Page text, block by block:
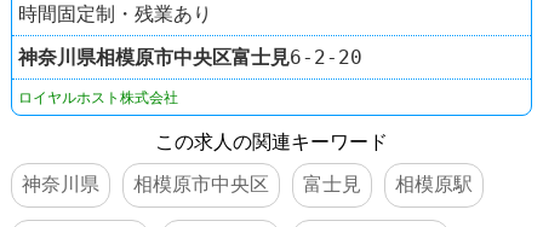
時間固定制・残業あり
神奈川県相模原市中央区富士見6-2-20
ロイヤルホスト株式会社
この求人の関連キーワード
神奈川県
相模原市中央区 富士見 相模原駅